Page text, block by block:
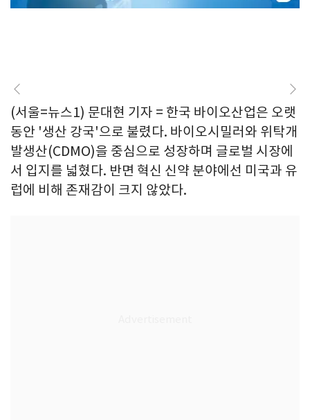
(서울=뉴스1) 문대현 기자 = 한국 바이오산업은 오랫
동안 '생산 강국'으로 불렸다. 바이오시밀러와 위탁개
발생산(CDMO)을 중심으로 성장하며 글로벌 시장에
서 입지를 넓혔다. 반면 혁신 신약 분야에선 미국과 유
럽에 비해 존재감이 크지 않았다.